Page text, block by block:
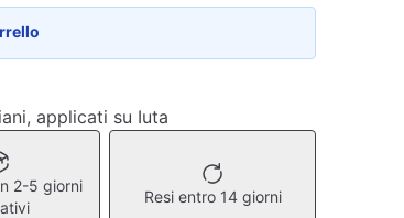
applicati su Iuta
2-5 giorni
Resi entro 14 giorni